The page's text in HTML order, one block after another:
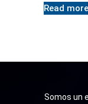
Read more
Somos un